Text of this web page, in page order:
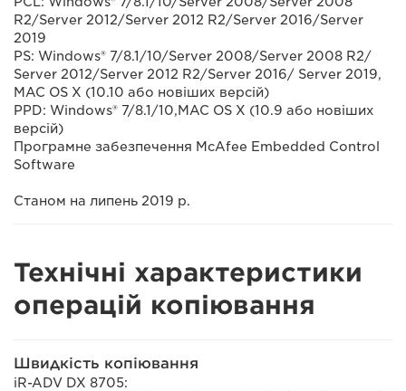
R2/Server 2012/Server 2012 R2/Server 2016/Server
2019
PS: Windows® 7/8.1/10/Server 2008/Server 2008 R2/
Server 2012/Server 2012 R2/Server 2016/ Server 2019,
MAC OS X (10.10 або новіших версій)
PPD: Windows® 7/8.1/10,MAC OS X (10.9 або новіших
версій)
Програмне забезпечення McAfee Embedded Control
Software
Станом на липень 2019 р.
Технічні характеристики
операцій копіювання
Швидкість копіювання
iR-ADV DX 8705: